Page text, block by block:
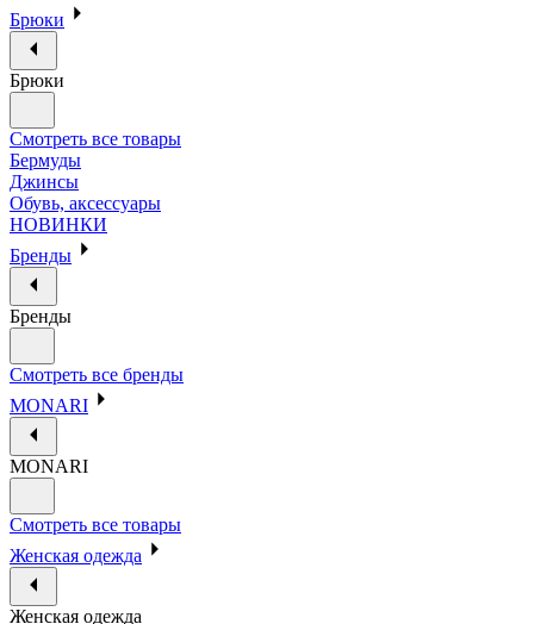
Брюки
Брюки
Смотреть все товары
Бермуды
Джинсы
Обувь, аксессуары
НОВИНКИ
Бренды
Бренды
Смотреть все бренды
MONARI
MONARI
Смотреть все товары
Женская одежда
Женская одежда